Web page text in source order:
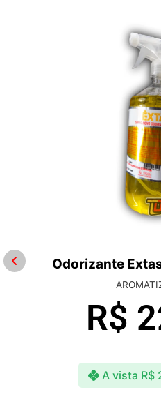
Odorizante
R$
A vista R$